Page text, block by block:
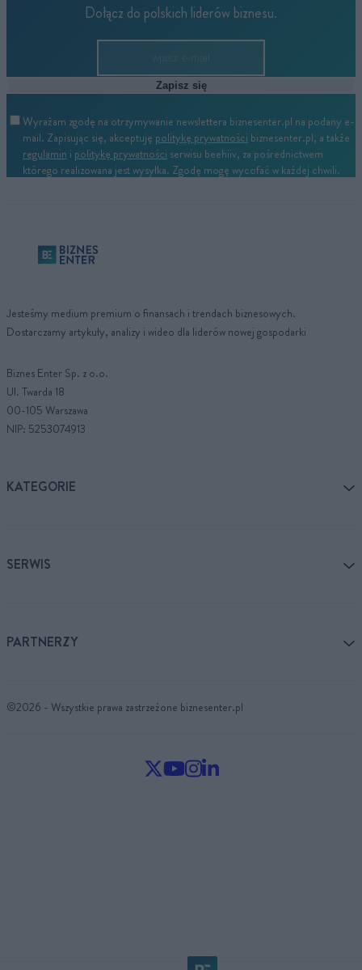
Dołącz do polskich liderów biznesu.
Zapisz się
Wyrażam zgodę na otrzymywanie newslettera biznesenter.pl na podany e-
mail. Zapisując się, akceptuję politykę prywatności biznesenter.pl, a także
regulamin i politykę prywatności serwisu beehiiv, za pośrednictwem
którego realizowana jest wysyłka. Zgodę mogę wycofać w każdej chwili.
Jesteśmy medium premium o finansach i trendach biznesowych.
Dostarczamy artykuły, analizy i wideo dla liderów nowej gospodarki
Biznes Enter Sp. z o.o.
Ul. Twarda 18
00-105 Warszawa
NIP: 5253074913
KATEGORIE
SERWIS
PARTNERZY
©2026 - Wszystkie prawa zastrzeżone biznesenter.pl